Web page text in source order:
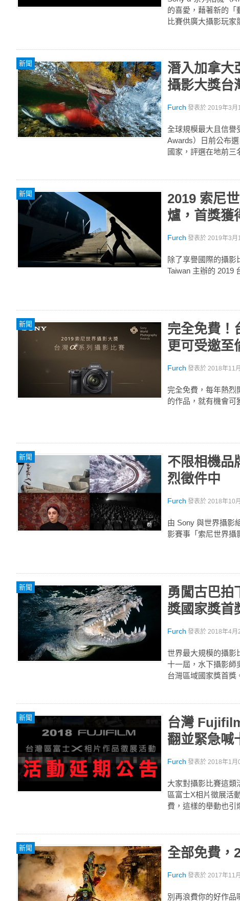
的喜愛，藉著新的「
比賽供廣大攝影玩家
新聞
潛入加拿大
攝影大獎台
Furch 發表於 2019年3月
全球規模最大且信譽
Awards）日前公布
國家，評選在地前三
新聞
2019 索尼
爐，首獎獲
Furch 發表於 2019年3月
除了享譽國際的攝
Taiwan 主辦的 2019
新聞
完全免費！
更可受邀至
Furch 發表於 2018年11
完全免費，每年熱烈
的作品，就有機會可
新聞
不限相機品
烈徵件中
Furch 發表於 2018年10
由 Sony 與世界攝影
影賽事「索尼世界攝
新聞
勇闖古巴拍
獎國家獎首
Furch 發表於 2018年4月
世界最大規模的攝影
十一屆，水下攝影師
台灣區域國家獎首獎
新聞
台灣
翻並緊急喊
Furch 發表於 2018年1月
大家對攝影比賽這類
區富士X相片徵展活
費，這樣的舉動也引
新聞 全部免費，
Furch 發表於 2017年11
別再浪費你的好作品